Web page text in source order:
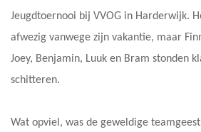
Jeugdtoernooi bij VVOG in Harderwijk.
afwezig vanwege zijn vakantie, maar
Joey, Benjamin, Luuk en Bram stonden
schitteren.
Wat opviel, was de geweldige